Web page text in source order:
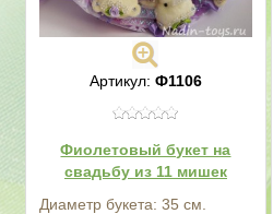
Артикул: Ф1106
Фиолетовый букет на
свадьбу из 11 мишек
Диаметр букета: 35 см.